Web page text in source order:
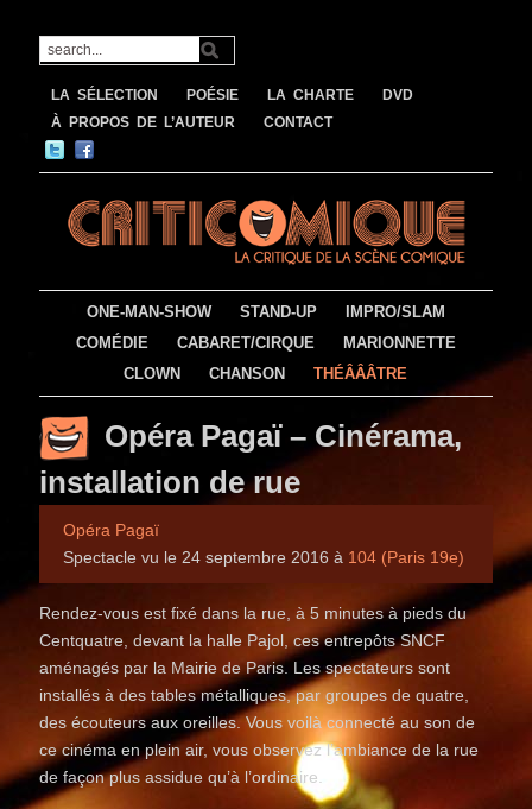
LA SÉLECTION POÉSIE LA CHARTE
DVD
À PROPOS DE L’AUTEUR
CONTACT
ONE-MAN-SHOW STAND-UP
IMPRO/SLAM
COMÉDIE
CABARET/CIRQUE
MARIONNETTE
CLOWN
CHANSON THÉÂÂÂTRE
Opéra Pagaï – Cinérama,
installation de rue
Opéra Pagaï
Spectacle vu le 24 septembre 2016 à 104 (Paris 19e)
Rendez-vous est fixé dans la rue, à 5 minutes à pieds du
Centquatre, devant la halle Pajol, ces entrepôts SNCF
aménagés par la Mairie de Paris. Les spectateurs sont
installés à des tables métalliques, par groupes de quatre,
des écouteurs aux oreilles. Vous voilà connecté au son de
ce cinéma en plein air, vous observez l’ambiance de la rue
de façon plus assidue qu’à l’ordinaire.